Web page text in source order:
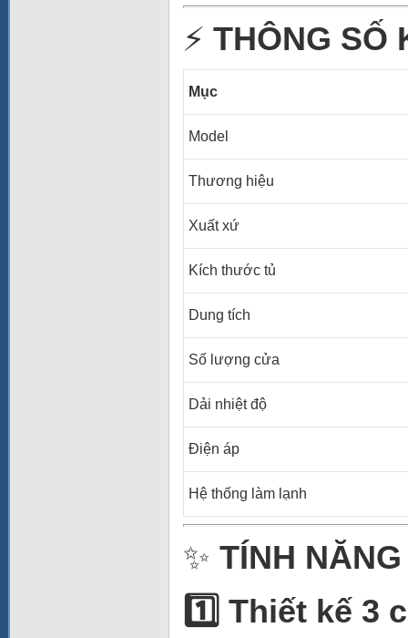
⚡ THÔNG SỐ
Mục
Model
Thương hiệu
Xuất xứ
Kích thước tủ
Dung tích
Số lượng cửa
Dải nhiệt độ
Điện áp
Hệ thống làm lạnh
✨ TÍNH
1️ Thiết kế 3